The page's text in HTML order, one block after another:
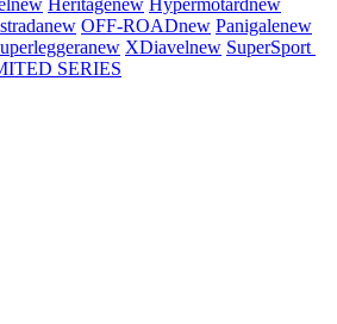
new Heritagenew Hypermotardnew
new OFF-ROADnew Panigalenew
new XDiavelnew SuperSport
SERIES